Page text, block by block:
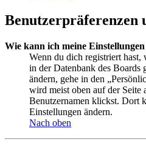
Benutzerpräferenzen
Wie kann ich meine
Wenn du dich registriert hast,
in der Datenbank des Boards
ändern, gehe in den
wird meist oben auf der Seite
Benutzernamen klickst. Dort
Einstellungen ändern.
Nach oben